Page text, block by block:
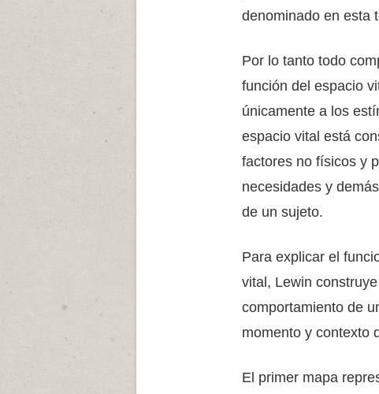
denominado en esta
Por lo tanto todo
función del espacio
únicamente a los
espacio vital está
factores no físicos y
necesidades y
de un sujeto.
Para explicar el
vital, Lewin
comportamiento de
momento y contexto
El primer mapa